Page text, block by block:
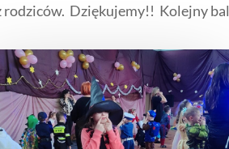
rodziców. Dziękujemy!! Kolejny bal